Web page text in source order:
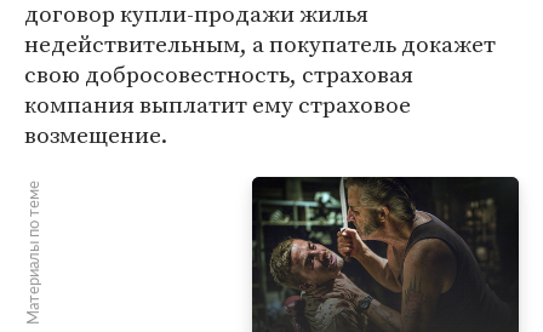
договор купли-продажи жилья
недействительным, а покупатель докажет
свою добросовестность, страховая
компания выплатит ему страховое
возмещение.
Материалы по теме